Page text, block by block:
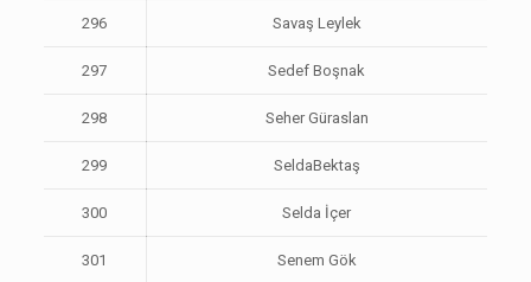
296 Savaş Leylek
297 Sedef Boşnak
298 Seher Güraslan
299 SeldaBektaş
300 Selda İçer
301 Senem Gök